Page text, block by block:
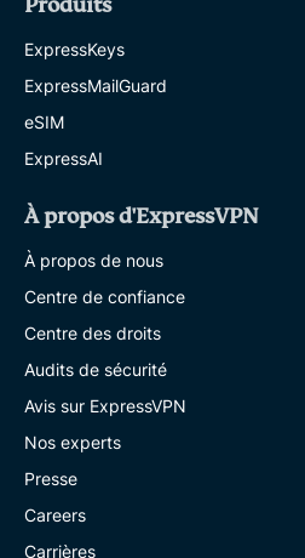
ExpressKeys
ExpressMailGuard
eSIM
ExpressAI
À propos d'ExpressVPN
À propos de nous
Centre de confiance
Centre des droits
Audits de sécurité
Avis sur ExpressVPN
Nos experts
Presse
Careers
Carrières